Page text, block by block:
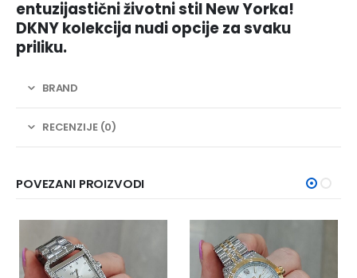
entuzijastični životni stil New Yorka!
DKNY kolekcija nudi opcije za svaku
priliku.
BRAND
RECENZIJE (0)
POVEZANI PROIZVODI